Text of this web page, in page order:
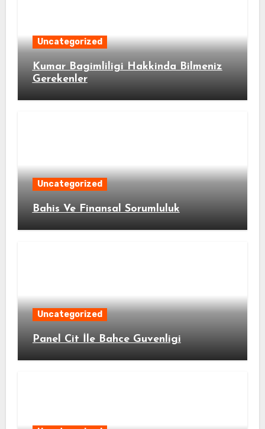
Uncategorized
Kumar Bagimliligi Hakkinda Bilmeniz
Gerekenler
Uncategorized
Bahis Ve Finansal Sorumluluk
Uncategorized
Panel Cit İle Bahce Guvenligi